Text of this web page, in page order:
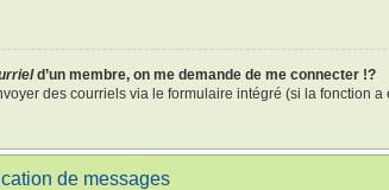
d’un membre, on me demande de me connecter !?
des courriels via le formulaire intégré (si la fonction
de messages